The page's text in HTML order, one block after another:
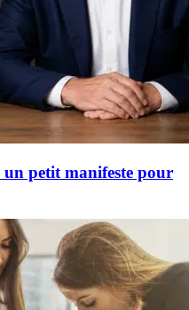
petit manifeste pour